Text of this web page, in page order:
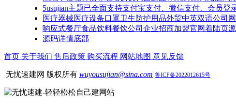
5usujian主题已全面支持支付宝支付、微信支付、会员登
医疗器械医疗设备口罩卫生防护用品外贸中英双语公司网
响应式餐厅食品饮料餐饮公司企业招商加盟官网着陆页
源码详情底部
首页 关于我们 售后政策 购买流程 网站地图 意见反馈
无忧速建网 版权所有 wuyousujian@sina.com 鲁ICP备2022012615号